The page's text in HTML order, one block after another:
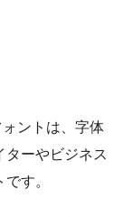
ントは、字体
ターやビジネス
す。